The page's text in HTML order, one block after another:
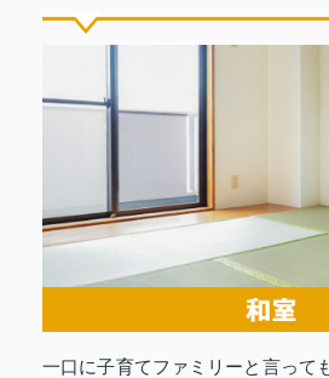
一口に子育てファミリーと言って